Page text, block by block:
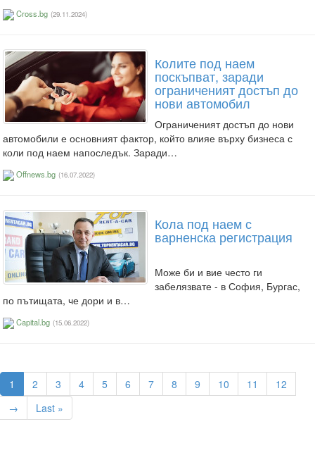
Cross.bg (29.11.2024)
Колите под наем
поскъпват, заради
ограниченият достъп до
нови автомобил
Ограниченият достъп до нови
автомобили е основният фактор, който влияе върху бизнеса с
коли под наем напоследък. Заради…
Offnews.bg (16.07.2022)
Кола под наем с
варненска регистрация
Може би и вие често ги
забелязвате - в София, Бургас,
по пътищата, че дори и в…
Capital.bg (15.06.2022)
1 2 3 4 5 6 7 8 9 10 11
12
→
Last »